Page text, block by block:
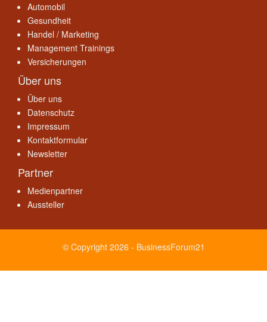
Automobil
Gesundheit
Handel / Marketing
Management Trainings
Versicherungen
Über uns
Über uns
Datenschutz
Impressum
Kontaktformular
Newsletter
Partner
Medienpartner
Aussteller
© Copyright 2026 - BusinessForum21